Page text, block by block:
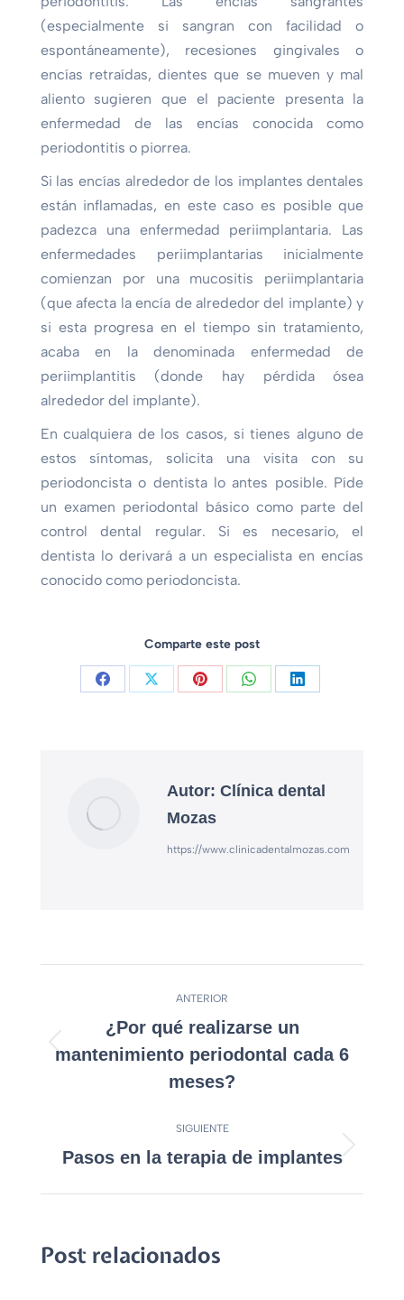
(especialmente si sangran con facilidad o
espontáneamente), recesiones gingivales o
encías retraídas, dientes que se mueven y mal
aliento sugieren que el paciente presenta la
enfermedad de las encías conocida como
periodontitis o piorrea.
Si las encías alrededor de los implantes dentales
están inflamadas, en este caso es posible que
padezca una enfermedad periimplantaria. Las
enfermedades periimplantarias inicialmente
comienzan por una mucositis periimplantaria
(que afecta la encía de alrededor del implante) y
si esta progresa en el tiempo sin tratamiento,
acaba en la denominada enfermedad de
periimplantitis (donde hay pérdida ósea
alrededor del implante).
En cualquiera de los casos, si tienes alguno de
estos síntomas, solicita una visita con su
periodoncista o dentista lo antes posible. Píde
un examen periodontal básico como parte del
control dental regular. Si es necesario, el
dentista lo derivará a un especialista en encías
conocido como periodoncista.
Comparte este post
Autor: Clínica dental
Mozas
https://www.clinicadentalmozas.com
ANTERIOR
¿Por qué realizarse un
mantenimiento periodontal cada 6
meses?
SIGUIENTE
Pasos en la terapia de implantes
Post relacionados